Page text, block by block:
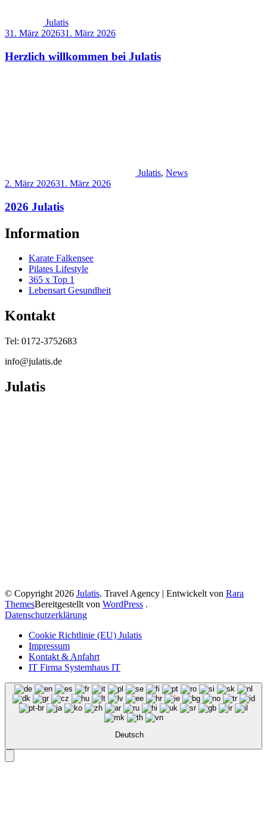
Julatis
31. März 202631. März 2026
Herzlich willkommen bei Julatis
Julatis, News
2. März 202631. März 2026
2026 Julatis
Information
Karate Falkensee
Pilates Lifestyle
365 x Top 1
Lebensart Gesundheit
Kontakt
Tel: 0172-3752683
info@julatis.de
Julatis
© Copyright 2026 Julatis. Travel Agency | Entwickelt von Rara
ThemesBereitgestellt von WordPress .
Datenschutzerklärung
Cookie Richtlinie (EU) Julatis
Impressum
Kontakt & Anfahrt
IT Firma Systemhaus IT
Deutsch